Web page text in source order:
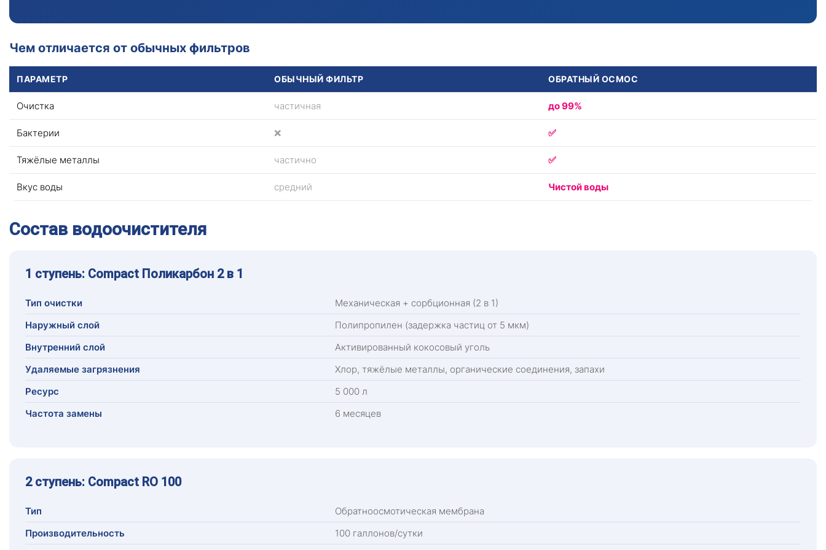
Чем отличается от обычных фильтров
ПАРАМЕТР ОБЫЧНЫЙ ФИЛЬТР ОБРАТНЫЙ ОСМОС
Очистка частичная до 99%
Бактерии ❌ ✅
Тяжёлые металлы частично ✅
Вкус воды средний Чистой воды
Состав водоочистителя
1 ступень: Compact Поликарбон 2 в 1
Тип очистки
Механическая + сорбционная (2 в 1)
Наружный слой
Полипропилен (задержка частиц от 5 мкм)
Внутренний слой
Активированный кокосовый уголь
Удаляемые загрязнения
Хлор, тяжёлые металлы, органические соединения, запахи
Ресурс
5 000 л
Частота замены
6 месяцев
2 ступень: Compact RO 100
Тип
Обратноосмотическая мембрана
Производительность
100 галлонов/сутки